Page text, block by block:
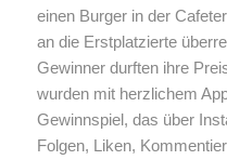
einen Burger in der
an die Erstplatzierte
Gewinner durften ihre
wurden mit herzlichem
Gewinnspiel, das über
Folgen, Liken,